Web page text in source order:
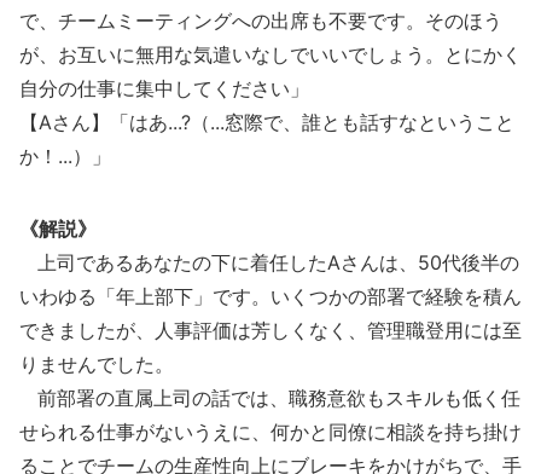
で、チームミーティングへの出席も不要です。そのほう
が、お互いに無用な気遣いなしでいいでしょう。とにかく
自分の仕事に集中してください」
【Aさん】「はあ...?（...窓際で、誰とも話すなということ
か！...）」
《解説》
上司であるあなたの下に着任したAさんは、50代後半の
いわゆる「年上部下」です。いくつかの部署で経験を積ん
できましたが、人事評価は芳しくなく、管理職登用には至
りませんでした。
前部署の直属上司の話では、職務意欲もスキルも低く任
せられる仕事がないうえに、何かと同僚に相談を持ち掛け
ることでチームの生産性向上にブレーキをかけがちで、手